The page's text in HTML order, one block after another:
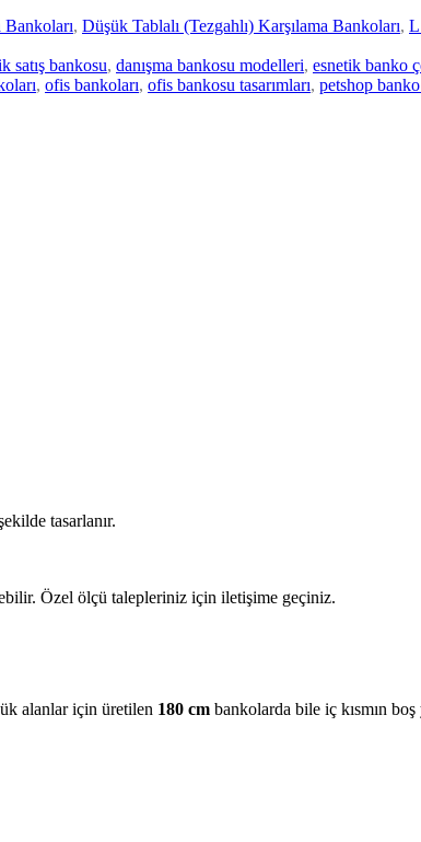
, Düşük Tablalı (Tezgahlı) Karşılama Bankoları, L
satış bankosu, danışma bankosu modelleri, esnetik banko
, ofis bankoları, ofis bankosu tasarımları, petshop
tasarlanır.
Özel ölçü talepleriniz için iletişime geçiniz.
alanlar için üretilen 180 cm bankolarda bile iç kısmın boş